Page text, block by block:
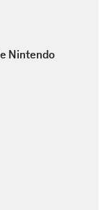
Nintendo